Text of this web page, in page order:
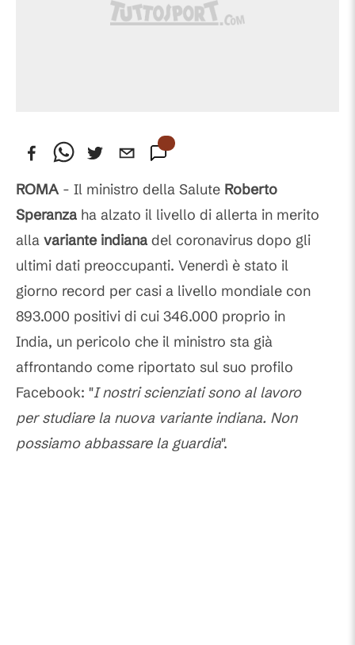
ROMA- Il ministro della Salute Roberto
Speranza ha alzato il livello di allerta in merito
alla variante indiana del coronavirus dopo gli
ultimi dati preoccupanti. Venerdì è stato il
giorno record per casi a livello mondiale con
893.000 positivi di cui 346.000 proprio in
India, un pericolo che il ministro sta già
affrontando come riportato sul suo profilo
Facebook: "I nostri scienziati sono al lavoro
per studiare la nuova variante indiana. Non
possiamo abbassare la guardia".